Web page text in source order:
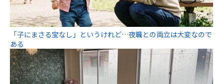
「子にまさる宝なし」というけれど…夜職との両立は大変なので
ある